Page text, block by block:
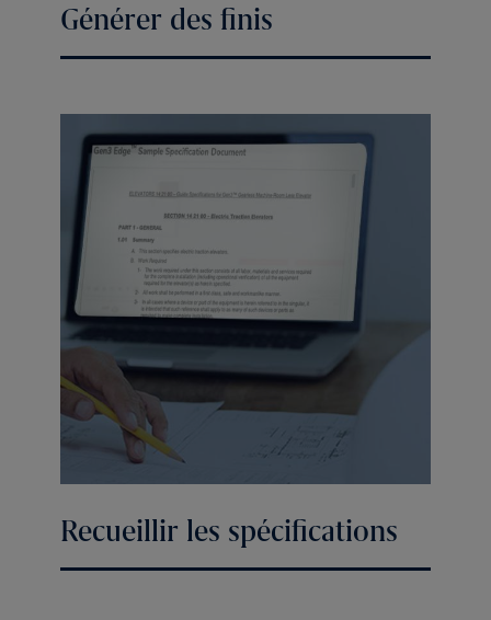
Générer des finis
Recueillir les spécifications